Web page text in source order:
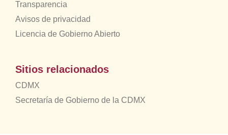
Transparencia
Avisos de privacidad
Licencia de Gobierno Abierto
Sitios relacionados
CDMX
Secretaría de Gobierno de la CDMX